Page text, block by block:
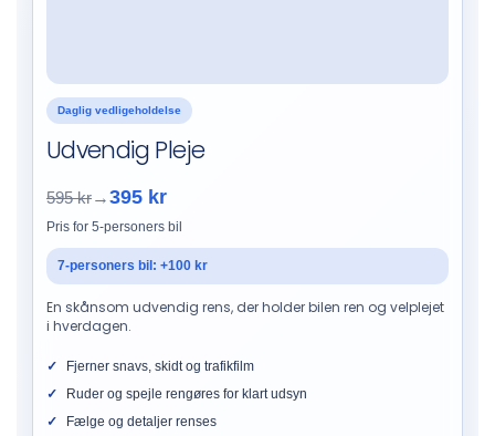
Daglig vedligeholdelse
Udvendig Pleje
595 kr→395 kr
Pris for 5-personers bil
7-personers bil: +100 kr
En skånsom udvendig rens, der holder bilen ren og velplejet
i hverdagen.
Fjerner snavs, skidt og trafikfilm
Ruder og spejle rengøres for klart udsyn
Fælge og detaljer renses